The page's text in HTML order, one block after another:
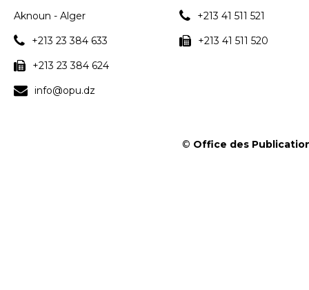
Aknoun - Alger
+213 23 384 633
+213 23 384 624
info@opu.dz
+213 41 511 521
+213 41 511 520
© Office des